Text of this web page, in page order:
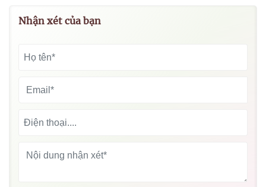
Nhận xét của bạn